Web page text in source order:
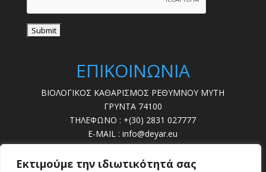
Εκτιμούμε την ιδιωτικότητά σας
ΕΠΙΚΟΙΝΩΝΙΑ
ΒΙΟΛΟΓΙΚΟΣ ΚΑΘΑΡΙΣΜΟΣ ΡΕΘΥΜΝΟΥ ΜΥΤΗ
ΓΡΥΝΤΑ 74100
ΤΗΛΕΦΩΝΟ : +(30) 2831 027777
E-MAIL : info@deyar.eu
ΩΡΕΣ ΛΕΙΤ. : 07:30 – 15:00